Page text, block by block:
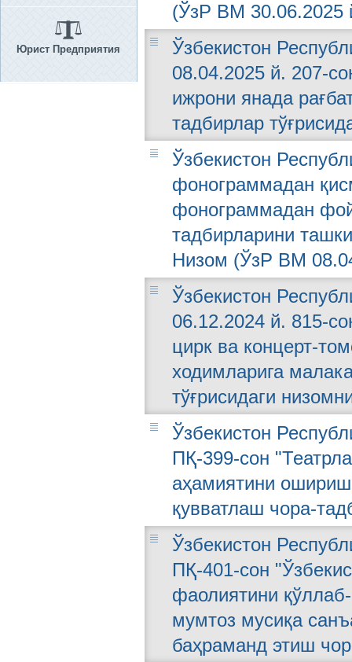
Юрист Предприятия
(ЎзР ВМ 30.06.2025
Ўзбекистон
08.04.2025 й. 207-
ижрони янада
тадбирлар
Ўзбекистон
фонограммадан
фонограммадан
тадбирларини
Низом (ЎзР ВМ
Ўзбекистон
06.12.2024 й. 815-
цирк ва концерт-
ходимларига
тўғрисидаги
Ўзбекистон
ПҚ-399-сон
аҳамиятини
қувватлаш чора-
Ўзбекистон
ПҚ-401-сон
фаолиятини
мумтоз мусиқа
баҳраманд этиш